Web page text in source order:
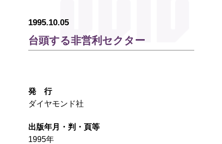
1995.10.05
台頭する非営利セクター
発 行
ダイヤモンド社
出版年月・判・頁等
1995年